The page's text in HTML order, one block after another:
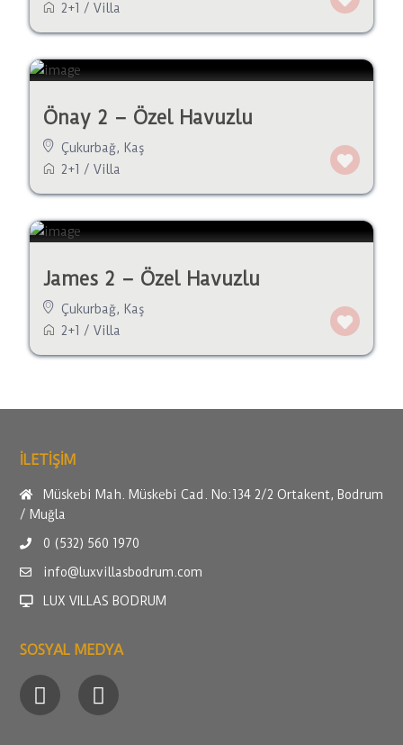
2+1 / Villa
Önay 2 – Özel Havuzlu
Çukurbağ, Kaş
2+1 / Villa
James 2 – Özel Havuzlu
Çukurbağ, Kaş
2+1 / Villa
ILETİŞİM
Müskebi Mah. Müskebi Cad. No:134 2/2 Ortakent, Bodrum
/ Muğla
0 (532) 560 1970
info@luxvillasbodrum.com
LUX VILLAS BODRUM
SOSYAL MEDYA